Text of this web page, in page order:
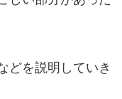
どを説明していき